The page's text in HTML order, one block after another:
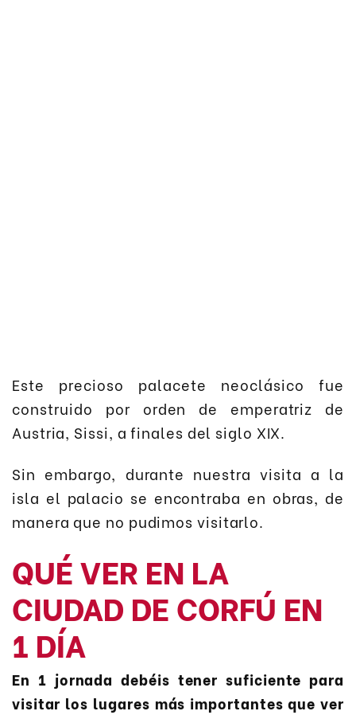
Este precioso palacete neoclásico fue
construido por orden de emperatriz de
Austria, Sissi, a finales del siglo XIX.​
Sin embargo, durante nuestra visita a la
isla el palacio se encontraba en obras, de
manera que no pudimos visitarlo.
QUÉ VER EN LA
CIUDAD DE CORFÚ EN
1 DÍA
En 1 jornada debéis tener suficiente para
visitar los lugares más importantes que ver